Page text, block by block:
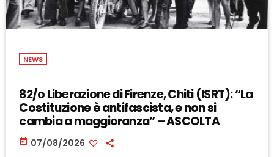
NEWS
82/o Liberazione di Firenze, Chiti (ISRT): “La
Costituzione è antifascista, e non si
cambia a maggioranza” – ASCOLTA
today 07/08/2026